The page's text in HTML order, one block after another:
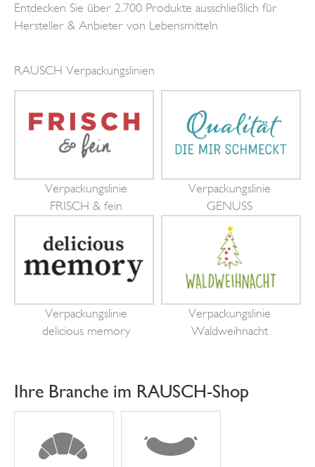
Entdecken Sie über 2.700 Produkte ausschließlich für
Hersteller & Anbieter von Lebensmitteln
RAUSCH Verpackungslinien
Verpackungslinie
FRISCH & fein
Verpackungslinie
GENUSS
Verpackungslinie
delicious memory
Verpackungslinie
Waldweihnacht
Ihre Branche im RAUSCH-Shop